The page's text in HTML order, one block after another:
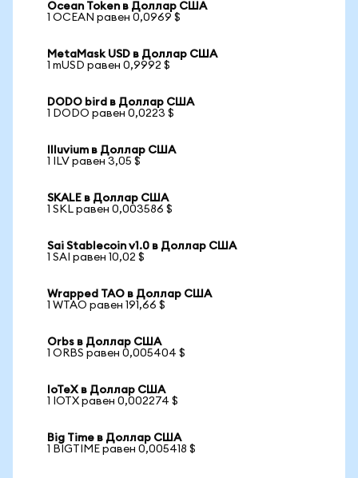
Ocean Token в Доллар США
1 OCEAN равен 0,0969 $
MetaMask USD в Доллар США
1 mUSD равен 0,9992 $
DODO bird в Доллар США
1 DODO равен 0,0223 $
Illuvium в Доллар США
1 ILV равен 3,05 $
SKALE в Доллар США
1 SKL равен 0,003586 $
Sai Stablecoin v1.0 в Доллар США
1 SAI равен 10,02 $
Wrapped TAO в Доллар США
1 WTAO равен 191,66 $
Orbs в Доллар США
1 ORBS равен 0,005404 $
IoTeX в Доллар США
1 IOTX равен 0,002274 $
Big Time в Доллар США
1 BIGTIME равен 0,005418 $